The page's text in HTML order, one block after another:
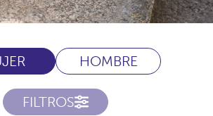
HOMBRE
FILTROS